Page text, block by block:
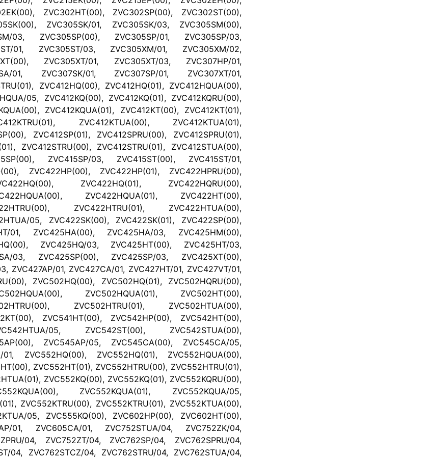
ZVC302HT(00), ZVC302SP(00), ZVC302ST(00),
ZVC305SK/01, ZVC305SK/03, ZVC305SM(00),
03, ZVC305SP(00), ZVC305SP/01, ZVC305SP/03,
01, ZVC305ST/03, ZVC305XM/01, ZVC305XM/02,
ZVC305XT/01, ZVC305XT/03, ZVC307HP/01,
01, ZVC307SK/01, ZVC307SP/01, ZVC307XT/01,
ZVC412HQ(00), ZVC412HQ(01), ZVC412HQUA(00),
05, ZVC412KQ(00), ZVC412KQ(01), ZVC412KQRU(00),
ZVC412KQUA(01), ZVC412KT(00), ZVC412KT(01),
ZVC412KTUA(00), ZVC412KTUA(01),
ZVC412SP(01), ZVC412SPRU(00), ZVC412SPRU(01),
ZVC412STRU(00), ZVC412STRU(01), ZVC412STUA(00),
ZVC415SP/03, ZVC415ST(00), ZVC415ST/01,
ZVC422HP(00), ZVC422HP(01), ZVC422HPRU(00),
ZVC422HQ(01), ZVC422HQRU(00),
ZVC422HQUA(01), ZVC422HT(00),
ZVC422HTRU(01), ZVC422HTUA(00),
05, ZVC422SK(00), ZVC422SK(01), ZVC422SP(00),
01, ZVC425HA(00), ZVC425HA/03, ZVC425HM(00),
ZVC425HQ/03, ZVC425HT(00), ZVC425HT/03,
03, ZVC425SP(00), ZVC425SP/03, ZVC425XT(00),
ZVC427AP/01, ZVC427CA/01, ZVC427HT/01, ZVC427VT/01,
ZVC502HQ(00), ZVC502HQ(01), ZVC502HQRU(00),
ZVC502HQUA(01), ZVC502HT(00),
ZVC502HTRU(01), ZVC502HTUA(00),
ZVC541HT(00), ZVC542HP(00), ZVC542HT(00),
05, ZVC542ST(00), ZVC542STUA(00),
ZVC545AP/05, ZVC545CA(00), ZVC545CA/05,
01, ZVC552HQ(00), ZVC552HQ(01), ZVC552HQUA(00),
ZVC552HT(01), ZVC552HTRU(00), ZVC552HTRU(01),
ZVC552KQ(00), ZVC552KQ(01), ZVC552KQRU(00),
ZVC552KQUA(01), ZVC552KQUA/05,
ZVC552KTRU(00), ZVC552KTRU(01), ZVC552KTUA(00),
05, ZVC555KQ(00), ZVC602HP(00), ZVC602HT(00),
01, ZVC605CA/01, ZVC752STUA/04, ZVC752ZK/04,
04, ZVC752ZT/04, ZVC762SP/04, ZVC762SPRU/04,
04, ZVC762STCZ/04, ZVC762STRU/04, ZVC762STUA/04,